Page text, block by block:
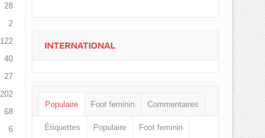
28
2
122
40
27
202
68
6
INTERNATIONAL
Populaire Foot feminin Commentaires
Étiquettes Populaire Foot feminin